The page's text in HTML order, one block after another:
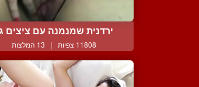
ירדנית שמנמנה עם ציצים
11808 צפיות | 13 המלצות